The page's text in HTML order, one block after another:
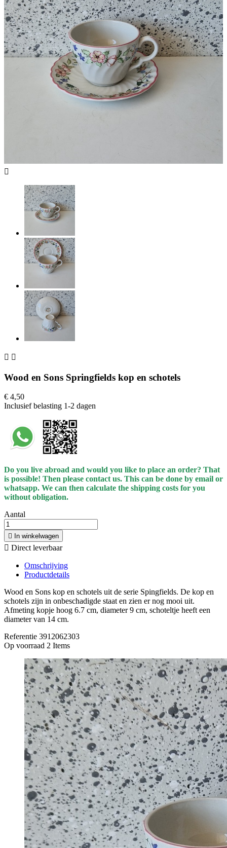

 
Wood en Sons Springfields kop en schotels
€ 4,50
Inclusief belasting 1-2 dagen
Do you live abroad and would you like to place an order? That
is possible! Then please contact us. This can be done by email or
whatsapp. We can then calculate the shipping costs for you
without obligation.
Aantal
 In winkelwagen
 Direct leverbaar
Omschrijving
Productdetails
Wood en Sons kop en schotels uit de serie Spingfields. De kop en
schotels zijn in onbeschadigde staat en zien er nog mooi uit.
Afmeting kopje hoog 6.7 cm, diameter 9 cm, schoteltje heeft een
diameter van 14 cm.
Referentie 3912062303
Op voorraad 2 Items